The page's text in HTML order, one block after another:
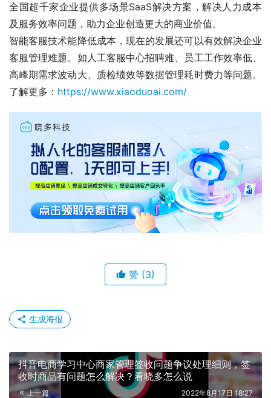
全国超千家企业提供多场景SaaS解决方案，解决人力成本
及服务效率问题，助力企业创造更大的商业价值。
智能客服技术能降低成本，现在的发展还可以有效解决企业
客服管理难题。如人工客服中心招聘难、员工工作效率低、
高峰期需求波动大、质检绩效等数据管理耗时费力等问题。
了解更多： https://www.xiaoduoai.com/
赞 (3)
生成海报
抖音电商学习中心商家管理签收问题争议处理细则，签
收时商品有问题怎么解决？看晓多怎么说
上一篇 2022年8月17日 18:27